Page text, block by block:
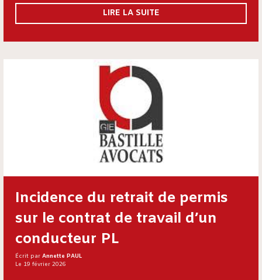
LIRE LA SUITE
Incidence du retrait de permis
sur le contrat de travail d’un
conducteur PL
Écrit par Annette PAUL
Le 19 février 2026